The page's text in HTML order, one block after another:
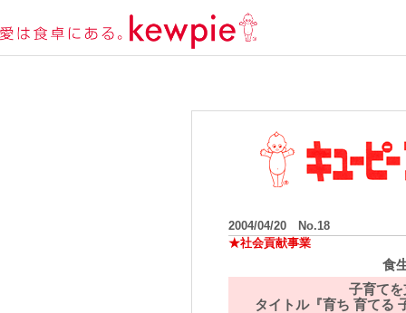
2004/04/20 No.18
★社会貢献事業
食
子育て
タイトル『育ち 育てる